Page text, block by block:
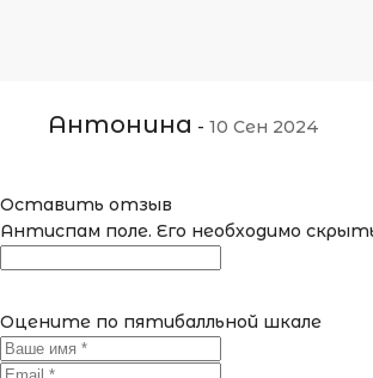
Антонина - 10 Сен 2024
Оставить отзыв
Антиспам поле. Его необходимо
Оцените по пятибалльной шкале